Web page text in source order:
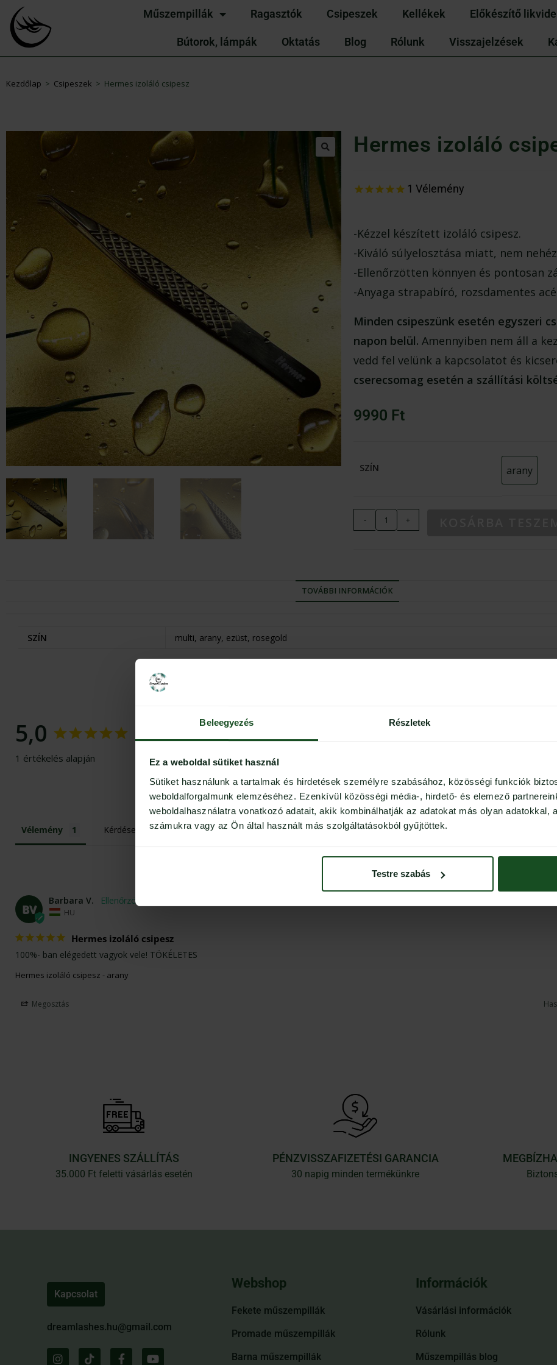
Beleegyezés Részletek
Ez a weboldal sütiket használ
Sütiket használunk a tartalmak és hirdetések személyre szabásához, közösségi funkciók
weboldalforgalmunk elemzéséhez. Ezenkívül közösségi média-, hirdető- és elemező
weboldalhasználatra vonatkozó adatait, akik kombinálhatják az adatokat más olyan adatokkal,
számukra vagy az Ön által használt más szolgáltatásokból gyűjtöttek.
Testre szabás
Műszempillák Ragasztók Csipeszek Kellékek Előkészítő
Bútorok, lámpák Oktatás Blog Rólunk Visszajelzések
Kezdőlap > Csipeszek > Hermes izoláló csipesz
Hermes izoláló
1 Vélemény
-Kézzel készített izoláló csipesz.
-Kiváló súlyelosztása miatt, nem
-Ellenőrzötten könnyen és pontosan
-Anyaga strapabíró, rozsdamentes
Minden csipeszünk esetén egyszeri
napon belül. Amennyiben nem áll a
vedd fel velünk a kapcsolatot és
cserecsomag esetén a szállítási
9990 Ft
SZÍN arany
arany
- +
TOVÁBBI INFORMÁCIÓK
SZÍN multi, arany, ezüst, rosegold
5,0
1 értékelés alapján
0
0
Vélemény Kérdések
BV
Barbara V.
HU
Hermes izoláló csipesz
100%- ban elégedett vagyok vele! TÖKÉLETES
Hermes izoláló csipesz - arany
Megosztás
INGYENES SZÁLLÍTÁS
35.000 Ft feletti vásárlás esetén
PÉNZVISSZAFIZETÉSI GARANCIA
30 napig minden termékünkre
Kapcsolat
dreamlashes.hu@gmail.com
Webshop
Fekete műszempillák
Promade műszempillák
Barna műszempillák
Információk
Vásárlási információk
Rólunk
Műszempillás blog